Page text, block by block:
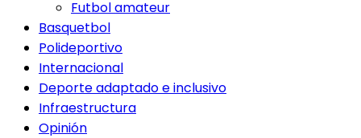
Futbol amateur
Basquetbol
Polideportivo
Internacional
Deporte adaptado e inclusivo
Infraestructura
Opinión